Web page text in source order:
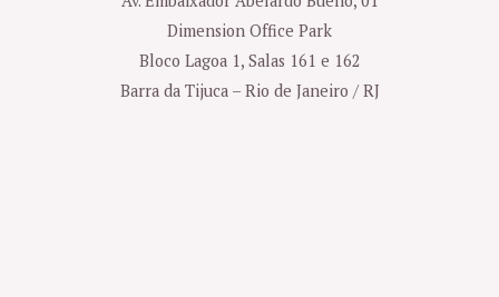
Dimension Office Park
Bloco Lagoa 1, Salas 161 e 162
Barra da Tijuca – Rio de Janeiro / RJ